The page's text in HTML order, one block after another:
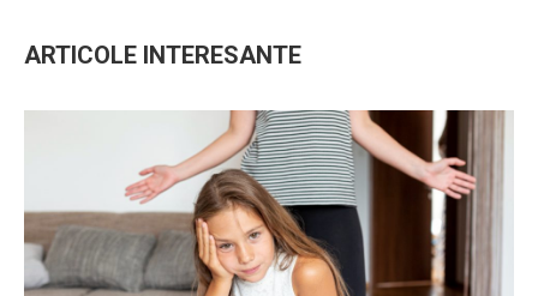
ARTICOLE INTERESANTE